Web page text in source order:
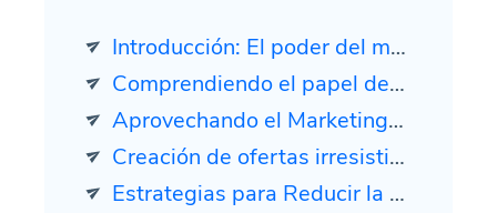
Introducción: El poder del marketing por correo electrónico para empresas de Stripe
Comprendiendo el papel de Stripe en la incorporación de SaaS
Aprovechando el Marketing por Correo Electrónico para la Incorporación de Clientes
Creación de ofertas irresistibles para empresas de SaaS
Estrategias para Reducir la Pérdida de Carritos de Compra con Marketing por Correo Electrónico